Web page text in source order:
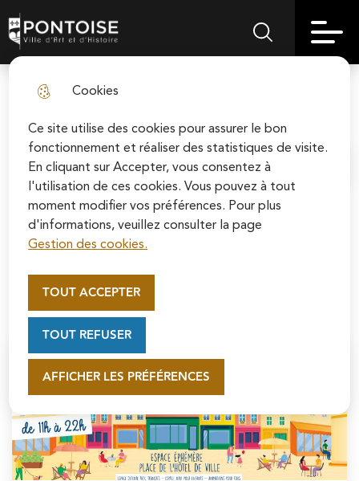
Cookies
Ce site utilise des cookies pour assurer le bon
fonctionnement et réaliser des statistiques de visite.
En cliquant sur Accepter, vous consentez à
l'utilisation de ces cookies. Vous pouvez à tout
moment modifier vos préférences. Pour plus
d'informations, veuillez consulter la page
Gestion des cookies.
AFFICHER LES PRÉFÉRENCES
TOUT ACCEPTER
TOUT REFUSER
to
menu
Skip to
search
Skip to
site map
Soutenez la rénovation de la cathédrale Saint-
Maclou en vous connectant sur le site de la
Fondation du patrimoine.
En savoir plus
Pontoise | Ville d'art et d'histoireMenu principalRechercher sur
Accueil
Du 3 juillet au 23 août, un air d’été #2
propose un espace pour s’arrêter, jouer,
lire, déjeuner ou participer à une
animation.